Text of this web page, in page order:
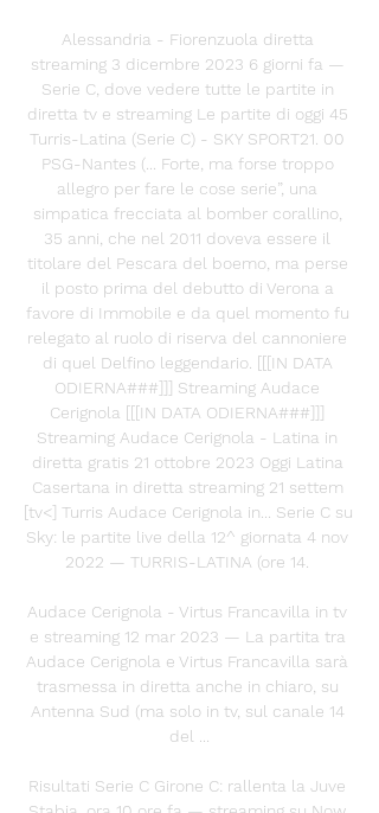
Alessandria - Fiorenzuola diretta
streaming 3 dicembre 2023 6 giorni fa —
Serie C, dove vedere tutte le partite in
diretta tv e streaming Le partite di oggi 45
Turris-Latina (Serie C) - SKY SPORT21. 00
PSG-Nantes (... Forte, ma forse troppo
allegro per fare le cose serie”, una
simpatica frecciata al bomber corallino,
35 anni, che nel 2011 doveva essere il
titolare del Pescara del boemo, ma perse
il posto prima del debutto di Verona a
favore di Immobile e da quel momento fu
relegato al ruolo di riserva del cannoniere
di quel Delfino leggendario. [[[IN DATA
ODIERNA###]]] Streaming Audace
Cerignola [[[IN DATA ODIERNA###]]]
Streaming Audace Cerignola - Latina in
diretta gratis 21 ottobre 2023 Oggi Latina
Casertana in diretta streaming 21 settem
[tv<] Turris Audace Cerignola in... Serie C su
Sky: le partite live della 12^ giornata 4 nov
2022 — TURRIS-LATINA (ore 14.
Audace Cerignola - Virtus Francavilla in tv
e streaming 12 mar 2023 — La partita tra
Audace Cerignola e Virtus Francavilla sarà
trasmessa in diretta anche in chiaro, su
Antenna Sud (ma solo in tv, sul canale 14
del ...
Risultati Serie C Girone C: rallenta la Juve